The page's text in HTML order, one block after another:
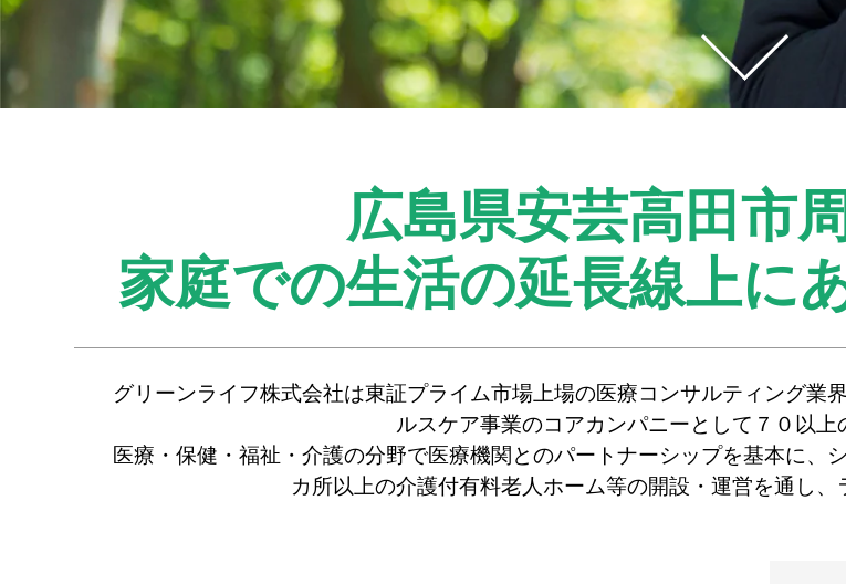
広島県安芸高田市
家庭での生活の延長線上に
グリーンライフ株式会社は東証プライム市場上場の医療コンサルティング
ルスケア事業のコアカンパニーとして７０以上
医療・保健・福祉・介護の分野で医療機関とのパートナーシップを基本に、
カ所以上の介護付有料老人ホーム等の開設・運営を通し、